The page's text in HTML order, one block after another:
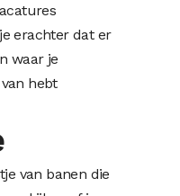
erachter dat er
waar je
hebt
van banen die